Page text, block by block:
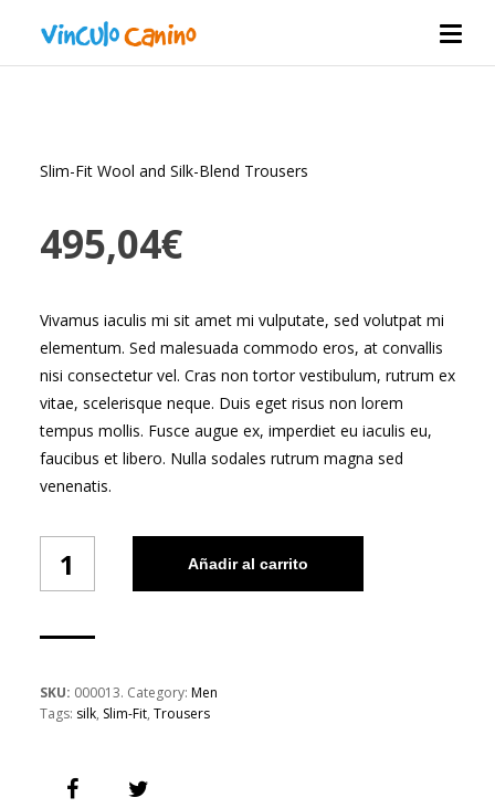
Slim-Fit Wool and Silk-Blend Trousers
495,04€
Vivamus iaculis mi sit amet mi vulputate, sed volutpat mi
elementum. Sed malesuada commodo eros, at convallis
nisi consectetur vel. Cras non tortor vestibulum, rutrum ex
vitae, scelerisque neque. Duis eget risus non lorem
tempus mollis. Fusce augue ex, imperdiet eu iaculis eu,
faucibus et libero. Nulla sodales rutrum magna sed
venenatis.
Wool
cantidad
Añadir al carrito
SKU: 000013. Category: Men
Tags: silk, Slim-Fit, Trousers